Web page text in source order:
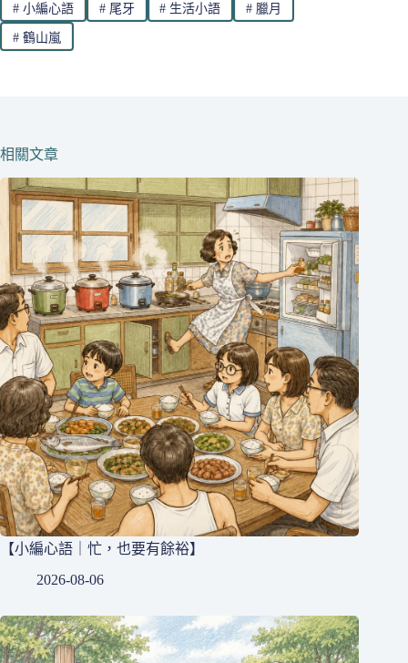
#小編心語 #尾牙 # 生活小語 # 臘月
#鶴山嵐
相關文章
【小編心語｜忙，也要有餘裕】
2026-08-06